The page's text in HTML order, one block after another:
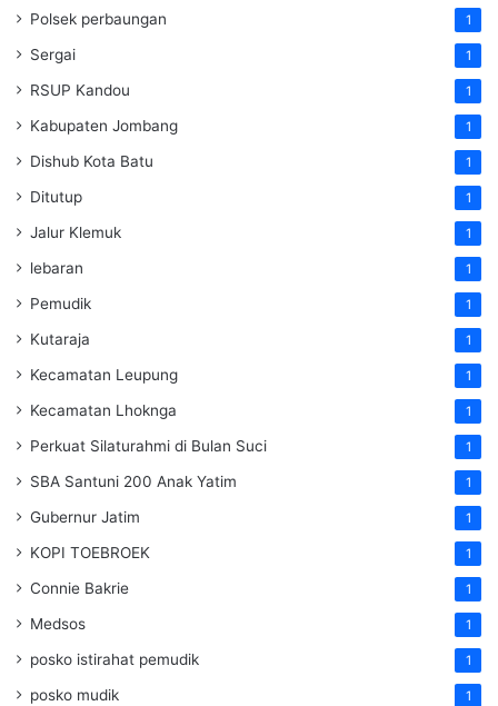
Polsek perbaungan 1
Sergai 1
RSUP Kandou 1
Kabupaten Jombang 1
Dishub Kota Batu 1
Ditutup 1
Jalur Klemuk 1
lebaran 1
Pemudik 1
Kutaraja 1
Kecamatan Leupung 1
Kecamatan Lhoknga 1
Perkuat Silaturahmi di Bulan Suci 1
SBA Santuni 200 Anak Yatim 1
Gubernur Jatim 1
KOPI TOEBROEK 1
Connie Bakrie 1
Medsos 1
posko istirahat pemudik 1
posko mudik 1